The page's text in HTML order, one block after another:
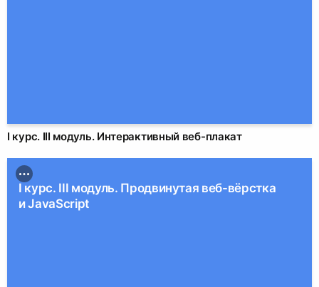
I курс. III модуль. Интерактивный веб-плакат
I курс. III модуль. Продвинутая веб-вёрстка
и JavaScript